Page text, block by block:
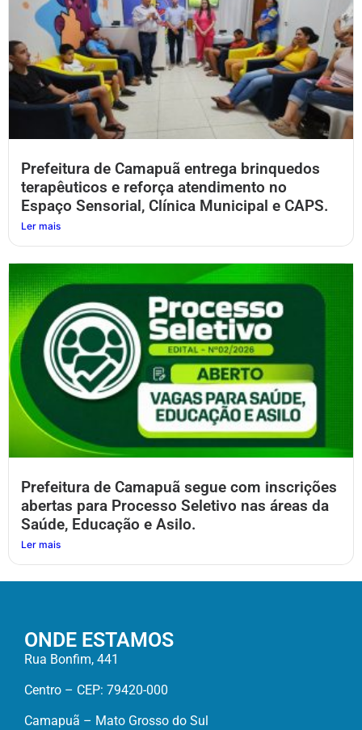
Prefeitura de Camapuã entrega brinquedos
terapêuticos e reforça atendimento no
Espaço Sensorial, Clínica Municipal e CAPS.
Ler mais
Prefeitura de Camapuã segue com inscrições
abertas para Processo Seletivo nas áreas da
Saúde, Educação e Asilo.
Ler mais
ONDE ESTAMOS
Rua Bonfim, 441
Centro – CEP: 79420-000
Camapuã – Mato Grosso do Sul